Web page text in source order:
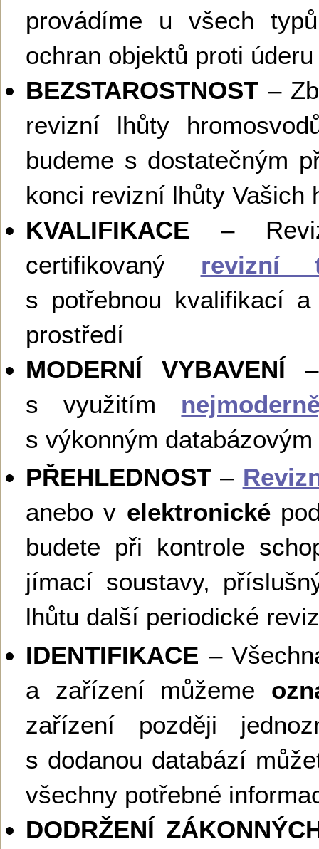
provádíme u všech
ochran objektů proti
BEZSTAROSTNOST –
revizní lhůty
budeme s dostatečným
konci revizní lhůty Vašich
KVALIFIKACE –
certifikovaný revizní
s potřebnou kvalifikací
prostředí
MODERNÍ VYBAVENÍ
s využitím
s výkonným
PŘEHLEDNOST –
anebo v elektronické
budete při kontrole
jímací soustavy,
lhůtu další periodické
IDENTIFIKACE –
a zařízení můžeme
zařízení později
s dodanou databází
všechny potřebné
DODRŽENÍ